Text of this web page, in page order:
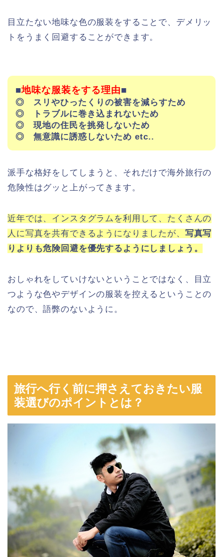
目立たない地味な色の服装をすることで、デメリッ
トをうまく回避することができます。
■地味な服装をする理由■
◎ スリやひったくりの被害を減らすため
◎ トラブルに巻き込まれないため
◎ 現地の住民を挑発しないため
◎ 無意識に誘惑しないため etc..
派手な格好をしてしまうと、それだけで海外旅行の
危険性はグッと上がってきます。
近年では、インスタグラムを利用して、たくさんの
人に写真を共有できるようになりましたが、 写真写
りよりも危険回避を優先するようにしましょう。
おしゃれをしていけないということではなく、目立
つような色やデザインの服装を控えるということの
なので、語弊のないように。
旅行へ行く前に押さえておきたい服
装選びのポイントとは？